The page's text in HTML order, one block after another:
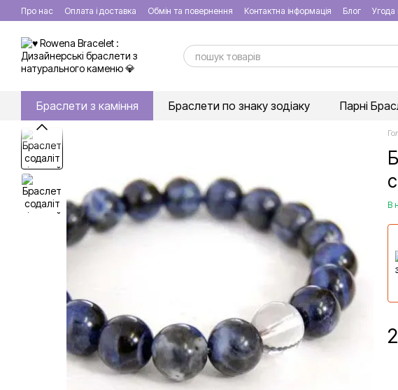
Перейти до основного контенту
Про нас Оплата і доставка Обмін та повернення Контактна інформація Блог Угода
Браслети з каміння Браслети по знаку зодіаку Парні
В